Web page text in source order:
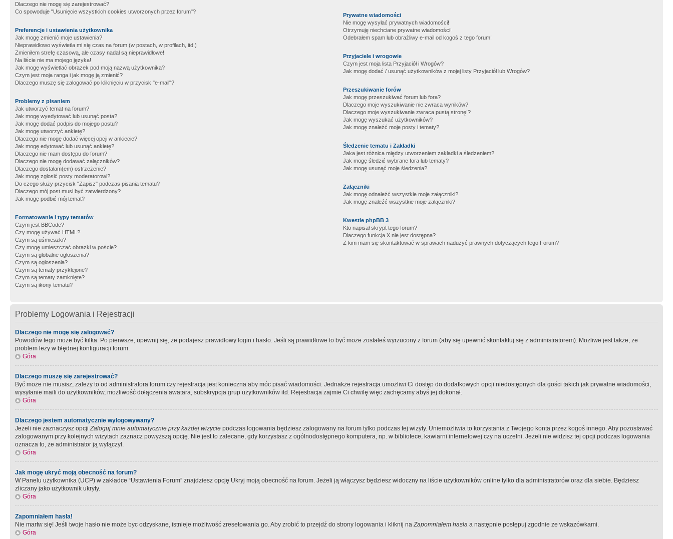
Dlaczego nie mogę się zarejestrować?
Co spowoduje "Usunięcie wszystkich cookies utworzonych przez forum"?
Preferencje i ustawienia użytkownika
Jak mogę zmienić moje ustawienia?
Nieprawidłowo wyświetla mi się czas na forum (w postach, w profilach, itd.)
Zmieniłem strefę czasową, ale czasy nadal są nieprawidłowe!
Na liście nie ma mojego języka!
Jak mogę wyświetlać obrazek pod moją nazwą użytkownika?
Czym jest moja ranga i jak mogę ją zmienić?
Dlaczego muszę się zalogować po kliknięciu w przycisk "e-mail"?
Problemy z pisaniem
Jak utworzyć temat na forum?
Jak mogę wyedytować lub usunąć posta?
Jak mogę dodać podpis do mojego postu?
Jak mogę utworzyć ankietę?
Dlaczego nie mogę dodać więcej opcji w ankiecie?
Jak mogę edytować lub usunąć ankietę?
Dlaczego nie mam dostępu do forum?
Dlaczego nie mogę dodawać załączników?
Dlaczego dostałam(em) ostrzeżenie?
Jak mogę zgłosić posty moderatorowi?
Do czego służy przycisk "Zapisz" podczas pisania tematu?
Dlaczego mój post musi być zatwierdzony?
Jak mogę podbić mój temat?
Formatowanie i typy tematów
Czym jest BBCode?
Czy mogę używać HTML?
Czym są uśmieszki?
Czy mogę umieszczać obrazki w poście?
Czym są globalne ogłoszenia?
Czym są ogłoszenia?
Czym są tematy przyklejone?
Czym są tematy zamknięte?
Czym są ikony tematu?
Prywatne wiadomości
Nie mogę wysyłać prywatnych wiadomości!
Otrzymuję niechciane prywatne wiadomości!
Odebrałem spam lub obraźliwy e-mail od kogoś z tego forum!
Przyjaciele i wrogowie
Czym jest moja lista Przyjaciół i Wrogów?
Jak mogę dodać / usunąć użytkowników z mojej listy Przyjaciół lub Wrogów?
Przeszukiwanie forów
Jak mogę przeszukiwać forum lub fora?
Dlaczego moje wyszukiwanie nie zwraca wyników?
Dlaczego moje wyszukiwanie zwraca pustą stronę!?
Jak mogę wyszukać użytkowników?
Jak mogę znaleźć moje posty i tematy?
Śledzenie tematu i Zakładki
Jaka jest różnica między utworzeniem zakładki a śledzeniem?
Jak mogę śledzić wybrane fora lub tematy?
Jak mogę usunąć moje śledzenia?
Załączniki
Jak mogę odnaleźć wszystkie moje załączniki?
Jak mogę znaleźć wszystkie moje załączniki?
Kwestie phpBB 3
Kto napisał skrypt tego forum?
Dlaczego funkcja X nie jest dostępna?
Z kim mam się skontaktować w sprawach nadużyć prawnych dotyczących tego Forum?
Problemy Logowania i Rejestracji
Dlaczego nie mogę się zalogować?
Powodów tego może być kilka. Po pierwsze, upewnij się, że podajesz prawidłowy login i hasło. Jeśli są prawidłowe to być może zostałeś wyrzucony z forum (aby się upewnić skontaktuj się z administratorem). Możliwe jest także, że
problem leży w błędnej konfiguracji forum.
Góra
Dlaczego muszę się zarejestrować?
Być może nie musisz, zależy to od administratora forum czy rejestracja jest konieczna aby móc pisać wiadomości. Jednakże rejestracja umożliwi Ci dostęp do dodatkowych opcji niedostępnych dla gości takich jak prywatne wiadomości,
wysyłanie maili do użytkowników, możliwość dołączenia awatara, subskrypcja grup użytkowników itd. Rejestracja zajmie Ci chwilę więc zachęcamy abyś jej dokonał.
Góra
Dlaczego jestem automatycznie wylogowywany?
Jeżeli nie zaznaczysz opcjiZaloguj mnie automatycznie przy każdej wizycie podczas logowania będziesz zalogowany na forum tylko podczas tej wizyty. Uniemożliwia to korzystania z Twojego konta przez kogoś innego. Aby pozostawać
zalogowanym przy kolejnych wizytach zaznacz powyższą opcję. Nie jest to zalecane, gdy korzystasz z ogólnodostępnego komputera, np. w bibliotece, kawiarni internetowej czy na uczelni. Jeżeli nie widzisz tej opcji podczas logowania
oznacza to, że administrator ją wyłączył.
Góra
Jak mogę ukryć moją obecność na forum?
W Panelu użytkownika (UCP) w zakładce “Ustawienia Forum” znajdziesz opcję Ukryj moją obecność na forum. Jeżeli ją włączysz będziesz widoczny na liście użytkowników online tylko dla administratorów oraz dla siebie. Będziesz
zliczany jako użytkownik ukryty.
Góra
Zapomniałem hasła!
Nie martw się! Jeśli twoje hasło nie może byc odzyskane, istnieje możliwość zresetowania go. Aby zrobić to przejdź do strony logowania i kliknij naZapomniałem hasła a następnie postępuj zgodnie ze wskazówkami.
Góra